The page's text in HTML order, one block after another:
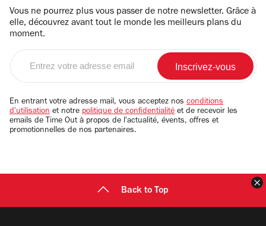
Vous ne pourrez plus vous passer de notre newsletter. Grâce à
elle, découvrez avant tout le monde les meilleurs plans du
moment.
email
En entrant votre adresse mail, vous acceptez nos conditions
d'utilisation et notre politique de confidentialité et de recevoir les
emails de Time Out à propos de l'actualité, évents, offres et
promotionnelles de nos partenaires.
Back to Top